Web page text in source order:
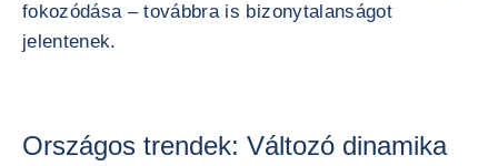
fokozódása – továbbra is bizonytalanságot
jelentenek.
Országos trendek: Változó dinamika